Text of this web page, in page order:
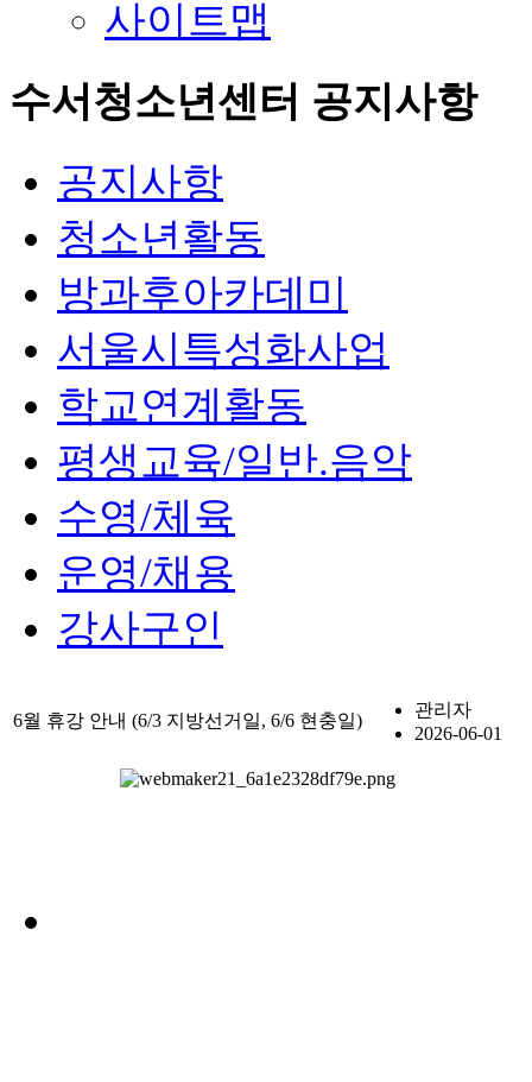
사이트맵
수서청소년센터 공지사항
공지사항
청소년활동
방과후아카데미
서울시특성화사업
학교연계활동
평생교육/일반.음악
수영/체육
운영/채용
강사구인
6월 휴강 안내 (6/3 지방선거일, 6/6 현충일)
관리자
2026-06-01